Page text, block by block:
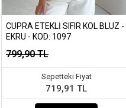
CUPRA ETEKLI SIFIR KOL BLUZ -
EKRU - KOD: 1097
799,90 TL
Sepetteki Fiyat
719,91 TL